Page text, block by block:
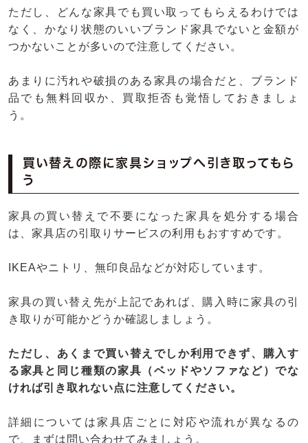
ただし、どんな家具でも買い取ってもらえるわけでは
なく、かなり状態のいいブランド家具でないと金額が
つかないことが多いので注意してください。
あまりに汚れや破損のある家具の場合だと、ブランド
品でも無料回収か、買取拒否も覚悟しておきましょ
う。
買い替えの際に家具ショップへ引き取ってもら
う
家具の買い替えで不要になった家具を処分する場合
は、家具店の引取りサービスの利用もおすすめです。
IKEAやニトリ、無印良品などが対応しています。
家具の買い替え先が上記であれば、購入時に家具の引
き取りが可能かどうか確認しましょう。
ただし、あくまで買い替えでしか利用できず、購入す
る家具と同じ種類の家具（ベッドやソファなど）でな
ければ引き取れない点に注意してください。
詳細については家具店ごとに対応や流れが異なるの
で、まずは問い合わせてみましょう。